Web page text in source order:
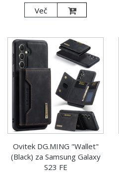
Več
Ovitek DG.MING "Wallet"
(Black) za Samsung Galaxy
S23 FE